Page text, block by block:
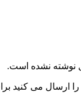
نوشته نشده است.
را ارسال می کنید